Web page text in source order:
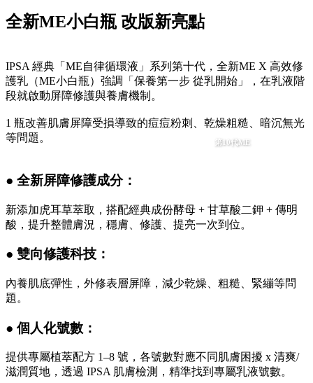
全新ME小白瓶 改版新亮點
IPSA 經典「ME自律循環液」系列第十代，全新ME X 高效修
護乳（ME小白瓶）強調「保養第一步 從乳開始」，在乳液階
段就啟動屏障修護與養膚機制。
1 瓶改善肌膚屏障受損導致的痘痘粉刺、乾燥粗糙、暗沉無光
等問題。
● 全新屏障修護成分：
新添加虎耳草萃取，搭配經典成份酵母 + 甘草酸二鉀 + 傳明
酸，提升整體膚況，穩膚、修護、提亮一次到位。
● 雙向修護科技：
內養肌底彈性，外修表層屏障，減少乾燥、粗糙、緊繃等問
題。
● 個人化號數：
提供專屬植萃配方 1–8 號，各號數對應不同肌膚困擾 x 清爽/
滋潤質地，透過 IPSA 肌膚檢測，精準找到專屬乳液號數。
第10代ME